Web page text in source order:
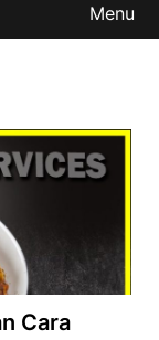
Menu
Cara